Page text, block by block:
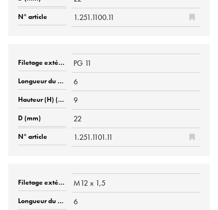
1.251.1100.11
PG 11
6
9
22
1.251.1101.11
M12 x 1,5
6